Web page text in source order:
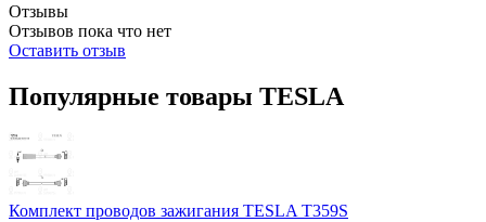
Отзывы
Отзывов пока что нет
Оставить отзыв
Популярные товары TESLA
Комплект проводов зажигания TESLA T359S